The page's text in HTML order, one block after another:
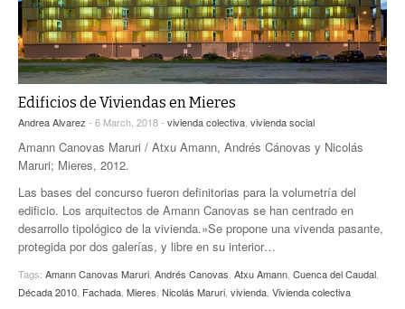
BLOG
CONTACTO
Edificios de Viviendas en Mieres
Andrea Alvarez - 6 March, 2018 - vivienda colectiva vivienda social
Amann Canovas Maruri / Atxu Amann, Andrés Cánovas y Nicolás
Maruri; Mieres, 2012.
Las bases del concurso fueron definitorias para la volumetría del
edificio. Los arquitectos de Amann Canovas se han centrado en
desarrollo tipológico de la vivienda.»Se propone una vivenda pasante,
protegida por dos galerías, y libre en su interior…
Tags: Amann Canovas Maruri Andrés Canovas Atxu Amann Cuenca del Caudal
Década 2010 Fachada Mieres Nicolás Maruri vivienda Vivienda colectiva